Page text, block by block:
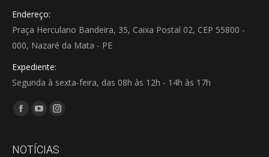
Endereço:
Praça Herculano Bandeira, 35, Caixa Postal 02, CEP 55800 -
000, Nazaré da Mata - PE
Expediente:
Segunda à sexta-feira, das 08h às 12h - 14h às 17h
Encontre-nos em:
Facebook
opens
YouTube
opens
Instagram
opens
NOTÍCIAS